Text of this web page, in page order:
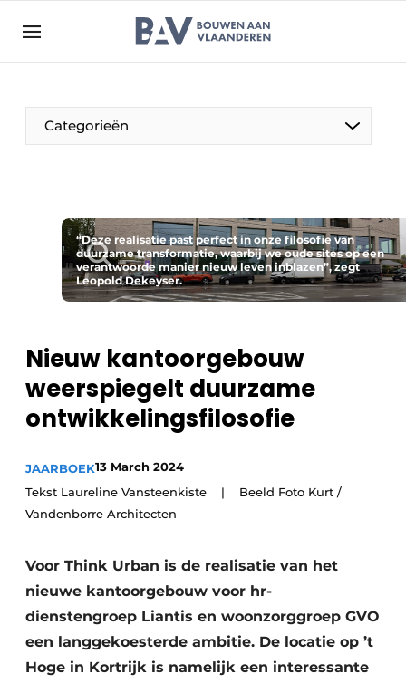
Bedrijven
Bouwen aan Vlaanderen | Platform voor de bouw
Evenement aanmelden
Jaarboek
Meest gelezen
Podcasts
Privacy / Cookie statement
Vacature aanmelden
Video’s
Aanmelden
Contact
Categorieën
Beton & Staalbouw
BIM
Evenementen
Dak & Gevel
“Deze realisatie past perfect in onze filosofie van
duurzame transformatie, waarbij we oude sites op een
verantwoorde manier nieuw leven inblazen”, zegt
Leopold Dekeyser.
Nieuw kantoorgebouw
weerspiegelt duurzame
ontwikkelingsfilosofie
JAARBOEK13 March 2024
Tekst Laureline Vansteenkiste | Beeld Foto Kurt /
Vandenborre Architecten
Voor Think Urban is de realisatie van het
nieuwe kantoorgebouw voor hr-
dienstengroep Liantis en woonzorggroep GVO
een langgekoesterde ambitie. De locatie op ’t
Hoge in Kortrijk is namelijk een interessante